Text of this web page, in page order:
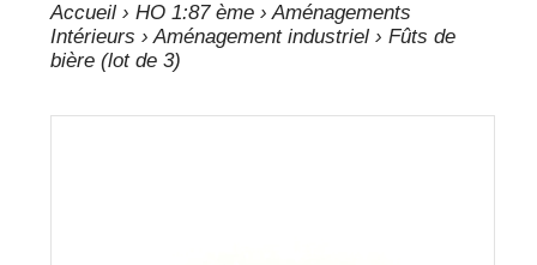
Accueil ›HO 1:87 ème ›Aménagements
Intérieurs ›Aménagement industriel › Fûts de
bière (lot de 3)